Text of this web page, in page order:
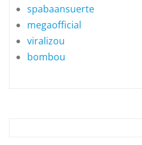
spabaansuerte
megaofficial
viralizou
bombou